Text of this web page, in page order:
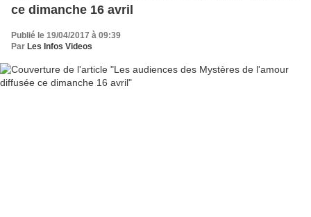
ce dimanche 16 avril
Publié le 19/04/2017 à 09:39
Par Les Infos Videos